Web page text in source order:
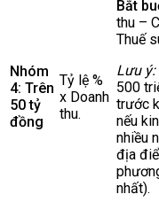
Nhóm
4: Trên
50 tỷ
đồng
Tỷ lệ %
x Doanh
thu.
Bắt
thu –
Thuế
Lưu ý:
500
trước
nếu
nhiều
địa
nhất).